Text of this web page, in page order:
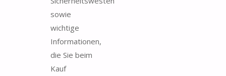
sowie
wichtige
Informationen,
die Sie beim
Kauf